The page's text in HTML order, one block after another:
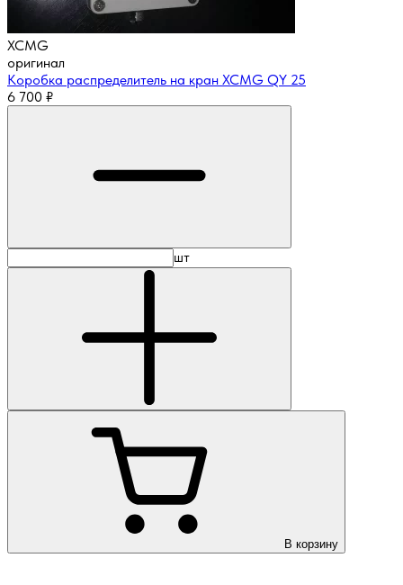
XCMG
оригинал
Коробка распределитель на кран XCMG QY 25
6 700 ₽
шт
В корзину